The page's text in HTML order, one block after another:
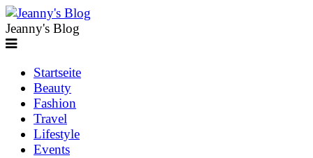
Jeanny's Blog
Startseite
Beauty
Fashion
Travel
Lifestyle
Events